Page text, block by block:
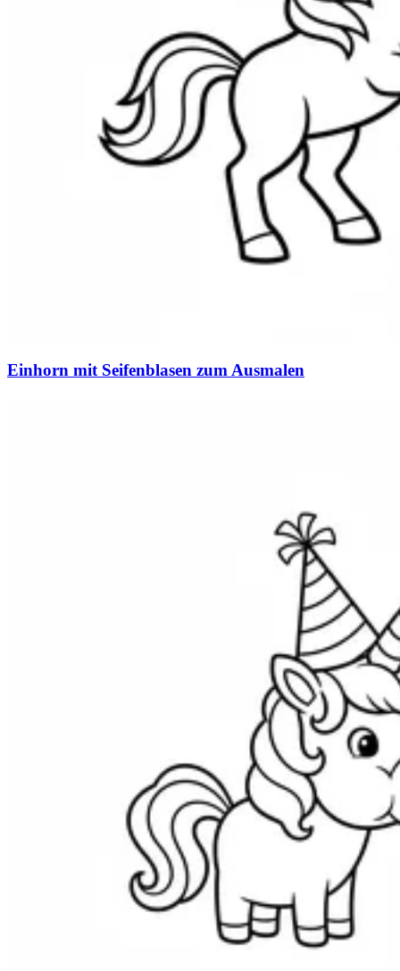
Einhorn mit Seifenblasen zum Ausmalen